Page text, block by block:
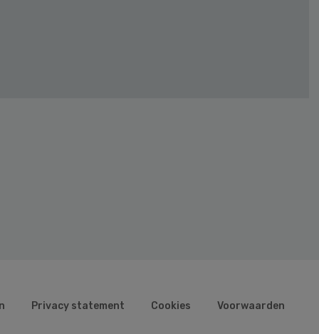
Privacy statement Cookies Voorwaarden